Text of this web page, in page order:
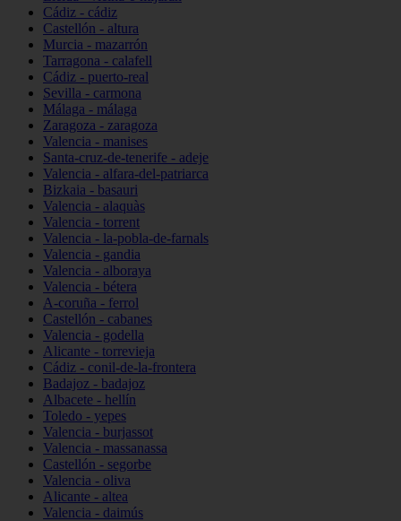
Cádiz - cádiz
Castellón - altura
Murcia - mazarrón
Tarragona - calafell
Cádiz - puerto-real
Sevilla - carmona
Málaga - málaga
Zaragoza - zaragoza
Valencia - manises
Santa-cruz-de-tenerife - adeje
Valencia - alfara-del-patriarca
Bizkaia - basauri
Valencia - alaquàs
Valencia - torrent
Valencia - la-pobla-de-farnals
Valencia - gandia
Valencia - alboraya
Valencia - bétera
A-coruña - ferrol
Castellón - cabanes
Valencia - godella
Alicante - torrevieja
Cádiz - conil-de-la-frontera
Badajoz - badajoz
Albacete - hellín
Toledo - yepes
Valencia - burjassot
Valencia - massanassa
Castellón - segorbe
Valencia - oliva
Alicante - altea
Valencia - daimús